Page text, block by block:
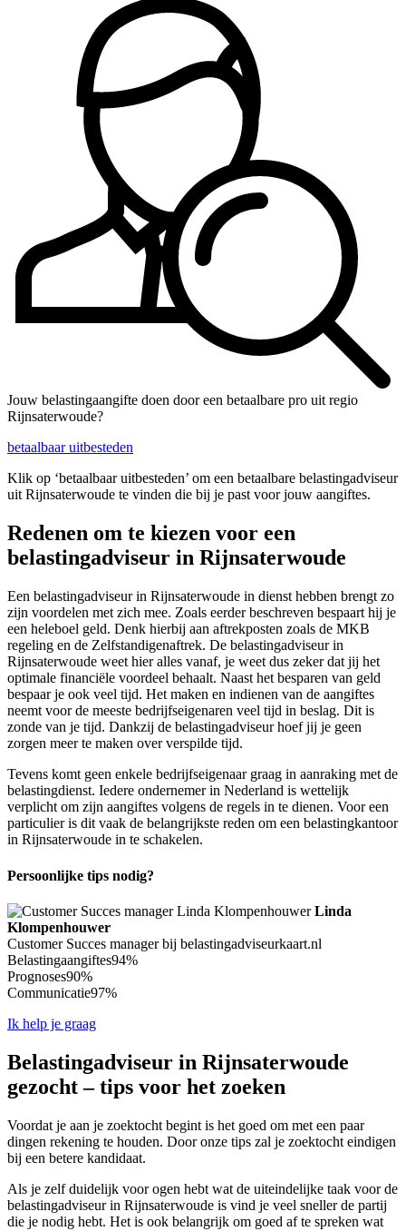
Jouw belastingaangifte doen door een betaalbare pro uit regio
Rijnsaterwoude?
betaalbaar uitbesteden
Klik op ‘betaalbaar uitbesteden’ om een betaalbare belastingadviseur
uit Rijnsaterwoude te vinden die bij je past voor jouw aangiftes.
Redenen om te kiezen voor een
belastingadviseur in Rijnsaterwoude
Een belastingadviseur in Rijnsaterwoude in dienst hebben brengt zo
zijn voordelen met zich mee. Zoals eerder beschreven bespaart hij je
een heleboel geld. Denk hierbij aan aftrekposten zoals de MKB
regeling en de Zelfstandigenaftrek. De belastingadviseur in
Rijnsaterwoude weet hier alles vanaf, je weet dus zeker dat jij het
optimale financiële voordeel behaalt. Naast het besparen van geld
bespaar je ook veel tijd. Het maken en indienen van de aangiftes
neemt voor de meeste bedrijfseigenaren veel tijd in beslag. Dit is
zonde van je tijd. Dankzij de belastingadviseur hoef jij je geen
zorgen meer te maken over verspilde tijd.
Tevens komt geen enkele bedrijfseigenaar graag in aanraking met de
belastingdienst. Iedere ondernemer in Nederland is wettelijk
verplicht om zijn aangiftes volgens de regels in te dienen. Voor een
particulier is dit vaak de belangrijkste reden om een belastingkantoor
in Rijnsaterwoude in te schakelen.
Persoonlijke tips nodig?
Linda
Klompenhouwer
Customer Succes manager bij belastingadviseurkaart.nl
Belastingaangiftes94%
Prognoses90%
Communicatie97%
Ik help je graag
Belastingadviseur in Rijnsaterwoude
gezocht – tips voor het zoeken
Voordat je aan je zoektocht begint is het goed om met een paar
dingen rekening te houden. Door onze tips zal je zoektocht eindigen
bij een betere kandidaat.
Als je zelf duidelijk voor ogen hebt wat de uiteindelijke taak voor de
belastingadviseur in Rijnsaterwoude is vind je veel sneller de partij
die je nodig hebt. Het is ook belangrijk om goed af te spreken wat